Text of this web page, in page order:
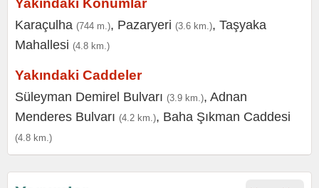
Yakındaki Konumlar
Karaçulha (744 m.), Pazaryeri (3.6 km.), Taşyaka
Mahallesi (4.8 km.)
Yakındaki Caddeler
Süleyman Demirel Bulvarı (3.9 km.), Adnan
Menderes Bulvarı (4.2 km.), Baha Şıkman Caddesi
(4.8 km.)